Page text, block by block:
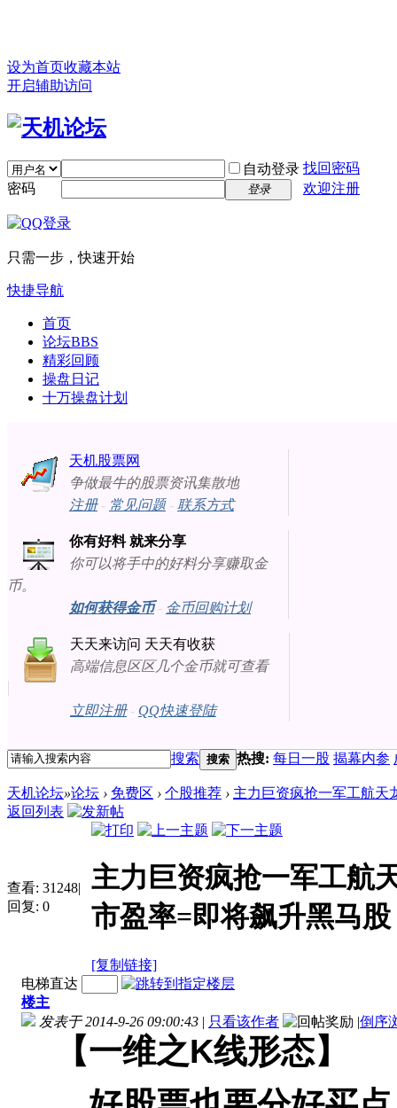
设为首页收藏本站
开启辅助访问
自动登录 找回密码
密码
登录 欢迎注册
只需一步，快速开始
快捷导航
首页
论坛BBS
精彩回顾
操盘日记
十万操盘计划
天机股票网
争做最牛的股票资讯集散地
注册- 常见问题- 联系方式
你有好料 就来分享
你可以将手中的好料分享赚取金
币。
如何获得金币- 金币回购计划
天天来访问 天天有收获
高端信息区区几个金币就可查看
立即注册- QQ快速登陆
搜索 搜索 热搜: 每日一股 揭幕内参
天机论坛»论坛 › 免费区 › 个股推荐 › 主力巨资疯抢一军工航天
返回列表
查看: 31248|
回复: 0
主力巨资疯抢一军工航
市盈率=即将飙升黑马股
[复制链接]
电梯直达
楼主
发表于 2014-9-26 09:00:43 | 只看该作者 |倒序
【一维之K线形态】